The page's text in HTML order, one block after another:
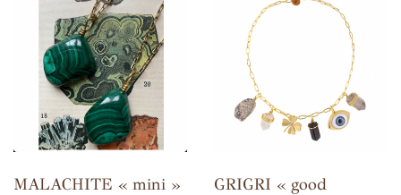
MALACHITE « mini »
GRIGRI « good